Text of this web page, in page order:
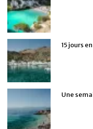
15 jours
Une